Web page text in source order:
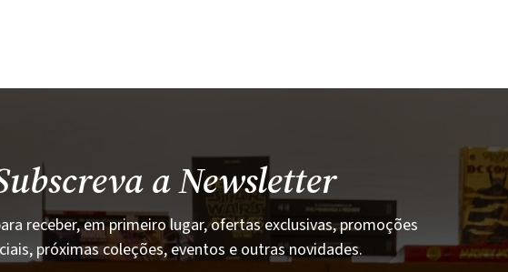
a Newsletter
receber, em primeiro lugar, ofertas exclusivas, promoções
próximas coleções, eventos e outras novidades.